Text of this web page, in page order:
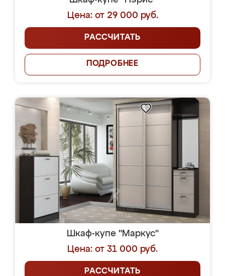
Цена: от 29 000 руб.
РАССЧИТАТЬ
ПОДРОБНЕЕ
Шкаф-купе "Маркус"
Цена: от 31 000 руб.
РАССЧИТАТЬ